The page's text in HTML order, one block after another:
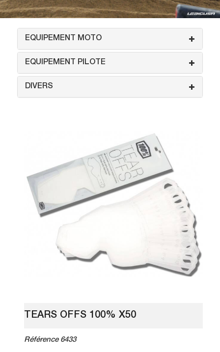
EQUIPEMENT MOTO
EQUIPEMENT PILOTE
DIVERS
TEARS OFFS 100% X50
Référence 6433